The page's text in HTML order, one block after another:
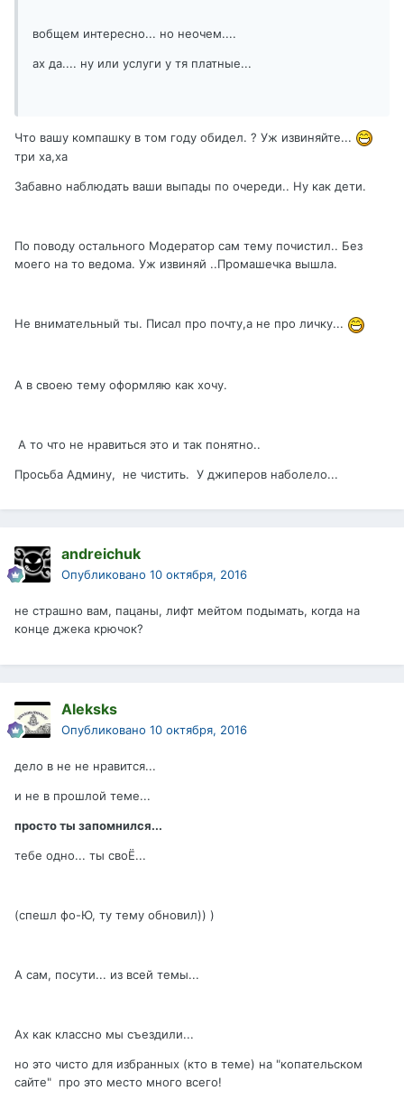
вобщем интересно... но неочем....
ах да.... ну или услуги у тя платные...
Что вашу компашку в том году обидел. ? Уж извиняйте...
три ха,ха
Забавно наблюдать ваши выпады по очереди.. Ну как дети.
По поводу остального Модератор сам тему почистил.. Без
моего на то ведома. Уж извиняй ..Промашечка вышла.
Не внимательный ты. Писал про почту,а не про личку...
А в своею тему оформляю как хочу.
А то что не нравиться это и так понятно..
Просьба Админу, не чистить. У джиперов наболело...
andreichuk
Опубликовано 10 октября, 2016
не страшно вам, пацаны, лифт мейтом подымать, когда на
конце джека крючок?
Aleksks
Опубликовано 10 октября, 2016
дело в не не нравится...
и не в прошлой теме...
просто ты запомнился...
тебе одно... ты своЁ...
(спешл фо-Ю, ту тему обновил)) )
А сам, посути... из всей темы...
Ах как классно мы съездили...
но это чисто для избранных (кто в теме) на "копательском
сайте" про это место много всего!